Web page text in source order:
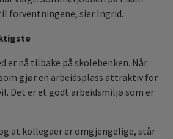
forventningene, sier Ingrid.
er nå tilbake på skolebenken. Når
gjør en arbeidsplass attraktiv for
Det er et godt arbeidsmiljø som er
at kollegaer er omgjengelige, står